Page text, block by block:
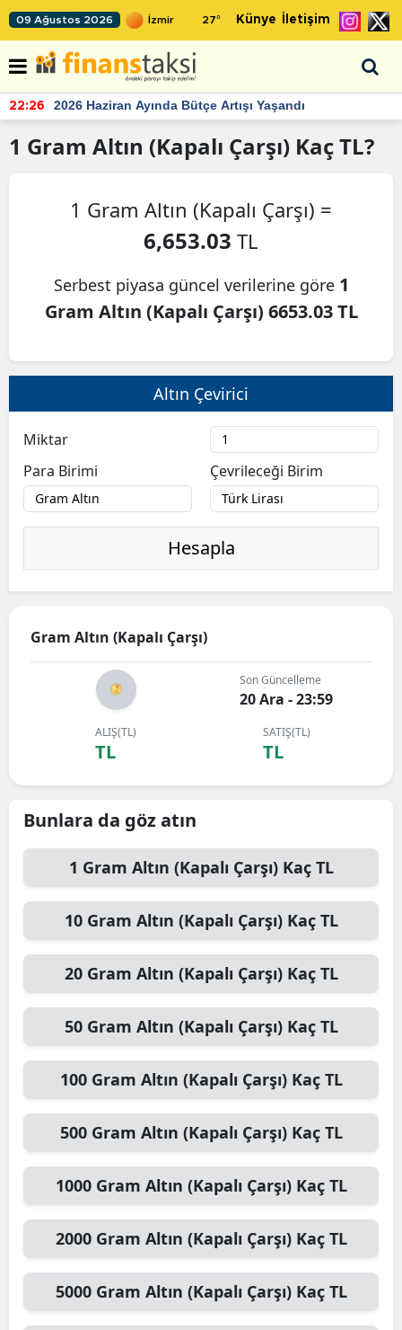
09 Ağustos 2026 27° Künye İletişim
22:26 2026 Haziran Ayında Bütçe Artışı Yaşandı
1 Gram Altın (Kapalı Çarşı) Kaç TL?
1 Gram Altın (Kapalı Çarşı) =
6,653.03 TL
Serbest piyasa güncel verilerine göre 1
Gram Altın (Kapalı Çarşı) 6653.03 TL
Altın Çevirici
Miktar
Para Birimi
Çevrileceği Birim
Hesapla
Gram Altın (Kapalı Çarşı)
Son Güncelleme
20 Ara - 23:59
ALIŞ(TL)
TL
SATIŞ(TL)
TL
Bunlara da göz atın
1 Gram Altın (Kapalı Çarşı)Kaç TL
10 Gram Altın (Kapalı Çarşı)Kaç TL
20 Gram Altın (Kapalı Çarşı)Kaç TL
50 Gram Altın (Kapalı Çarşı)Kaç TL
100 Gram Altın (Kapalı Çarşı)Kaç TL
500 Gram Altın (Kapalı Çarşı)Kaç TL
1000 Gram Altın (Kapalı Çarşı)Kaç TL
2000 Gram Altın (Kapalı Çarşı)Kaç TL
5000 Gram Altın (Kapalı Çarşı)Kaç TL